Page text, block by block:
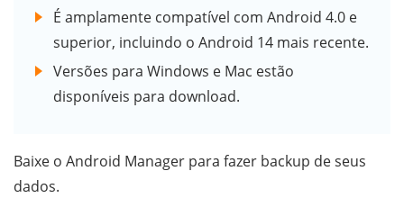
É amplamente compatível com Android 4.0 e
superior, incluindo o Android 14 mais recente.
Versões para Windows e Mac estão
disponíveis para download.
Baixe o Android Manager para fazer backup de seus
dados.